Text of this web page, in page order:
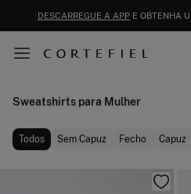
DESCARREGUE A APPE OBTENHA
Sweatshirts para Mulher
Todos Sem Capuz Fecho Capuz